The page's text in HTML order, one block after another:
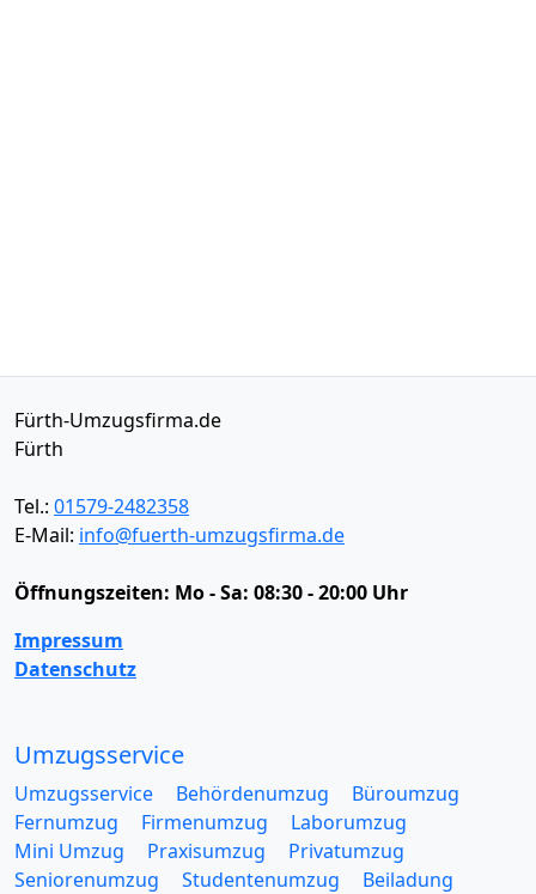
Fürth-Umzugsfirma.de
Fürth
Tel.: 01579-2482358
E-Mail: info@fuerth-umzugsfirma.de
Öffnungszeiten: Mo - Sa: 08:30 - 20:00 Uhr
Impressum
Datenschutz
Umzugsservice
Umzugsservice Behördenumzug
Büroumzug
Fernumzug
Firmenumzug
Laborumzug
Mini Umzug
Praxisumzug
Privatumzug
Seniorenumzug
Studentenumzug
Beiladung